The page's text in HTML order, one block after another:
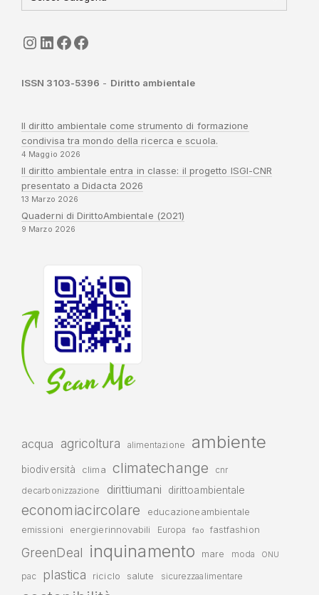
seguici
LinkedIn
ISGI-CNRSapienza
ISSN 3103-5396 - Diritto ambientale
Il diritto ambientale come strumento di formazione
condivisa tra mondo della ricerca e scuola.
4 Maggio 2026
Il diritto ambientale entra in classe: il progetto ISGI-CNR
presentato a Didacta 2026
13 Marzo 2026
Quaderni di DirittoAmbientale (2021)
9 Marzo 2026
acqua agricoltura alimentazione ambiente
biodiversità clima climatechange cnr
decarbonizzazione dirittiumani dirittoambientale
economiacircolare
educazioneambientale
emissioni
energierinnovabili Europa fao fastfashion
GreenDeal inquinamento mare moda ONU
pac plastica riciclo salute sicurezzaalimentare